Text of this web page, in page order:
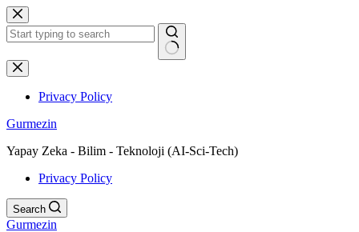
Skip
to
content
No
results
Privacy Policy
Gurmezin
Yapay Zeka - Bilim - Teknoloji (AI-Sci-Tech)
Privacy Policy
Search
Gurmezin